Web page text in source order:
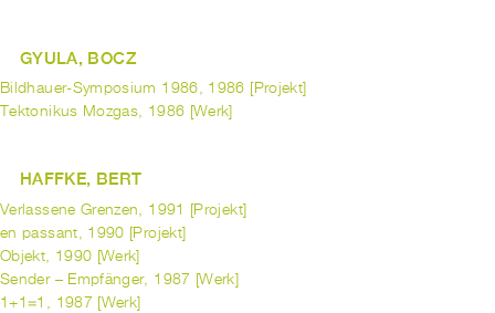
GYULA, BOCZ
Bildhauer-Symposium 1986, 1986 [Projekt]
Tektonikus Mozgas, 1986 [Werk]
HAFFKE, BERT
Verlassene Grenzen, 1991 [Projekt]
en passant, 1990 [Projekt]
Objekt, 1990 [Werk]
Sender – Empfänger, 1987 [Werk]
1+1=1, 1987 [Werk]